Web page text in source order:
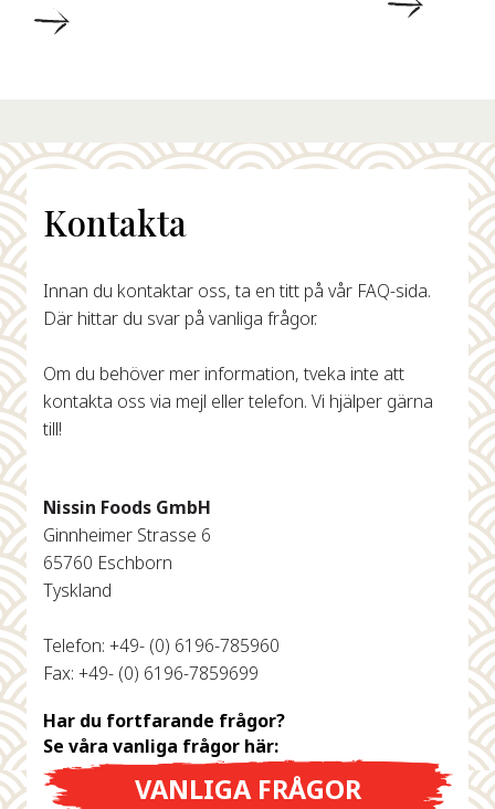
Kontakta
Innan du kontaktar oss, ta en titt på vår FAQ-sida.
Där hittar du svar på vanliga frågor.
Om du behöver mer information, tveka inte att
kontakta oss via mejl eller telefon. Vi hjälper gärna
till!
Nissin Foods GmbH
Ginnheimer Strasse 6
65760 Eschborn
Tyskland
Telefon: +49- (0) 6196-785960
Fax: +49- (0) 6196-7859699
Har du fortfarande frågor?
Se våra vanliga frågor här:
VANLIGA FRÅGOR